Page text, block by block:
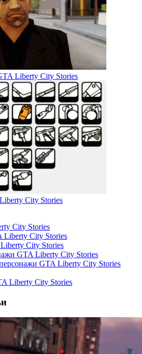
Liberty City Stories
City Stories
City Stories
Liberty City Stories
City Stories
GTA Liberty City Stories
GTA Liberty City Stories
Liberty City Stories